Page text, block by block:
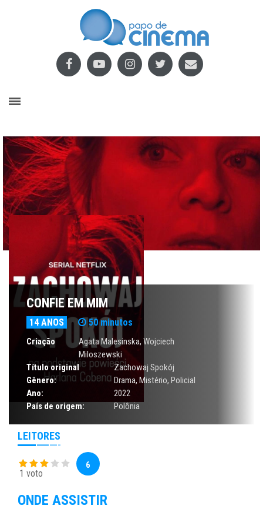
CONFIE EM MIM
14 ANOS 50 minutos
Criação
Agata Malesinska, Wojciech
Miloszewski
Título original
Zachowaj Spokój
Gênero:
Drama, Mistério, Policial
Ano:
2022
País de origem:
Polônia
LEITORES
1 voto
6
ONDE ASSISTIR